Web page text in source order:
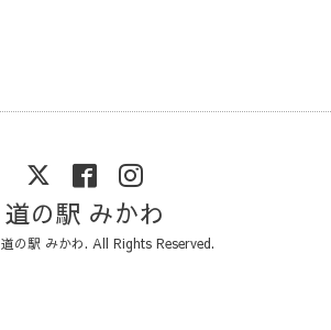
道の駅 みかわ
道の駅 みかわ. All Rights Reserved.